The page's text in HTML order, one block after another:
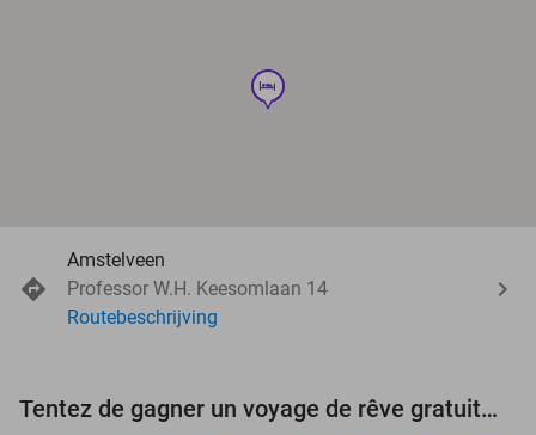
hotel
Amstelveen
Professor W.H. Keesomlaan 14
Routebeschrijving
Tentez de gagner un voyage de rêve gratuit d'une valeur de 3.000 € !